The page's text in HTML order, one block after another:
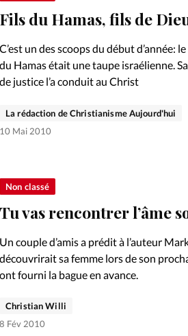
Fils du Hamas, fils de
C’est un des scoops du début d’année:
du Hamas était une taupe israélienne.
de justice l’a conduit au Christ
La rédaction de Christianisme Aujourd'hui
10 Mai 2010
Non classé
Tu vas rencontrer l’âme
Un couple d’amis a prédit à l’auteur
découvrirait sa femme lors de son
ont fourni la bague en avance.
Christian Willi
8 Fév 2010